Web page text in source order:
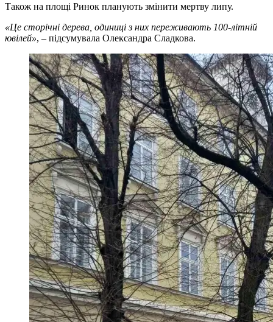
Також на площі Ринок планують змінити мертву липу.
«Це сторічні дерева, одиниці з них переживають 100-літній
ювілей», – підсумувала Олександра Сладкова.